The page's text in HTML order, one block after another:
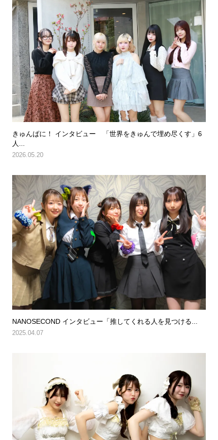
きゅんぱに！ インタビュー 「世界をきゅんで埋め尽くす」6
人...
2026.05.20
NANOSECOND インタビュー「推してくれる人を見つける...
2025.04.07